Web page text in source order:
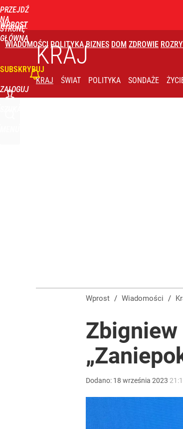
PRZEJDŹ
NA
STRONĘ
GŁÓWNĄ
WPROST
WIADOMOŚCI POLITYKA BIZNES DOM ZDROWIE
SUBSKRYBUJ
ZALOGUJ
KRAJ
KRAJ ŚWIAT POLITYKA SONDAŻE
Wprost / Wiadomości /
Zbigniew
Dodano: 18 września 2023